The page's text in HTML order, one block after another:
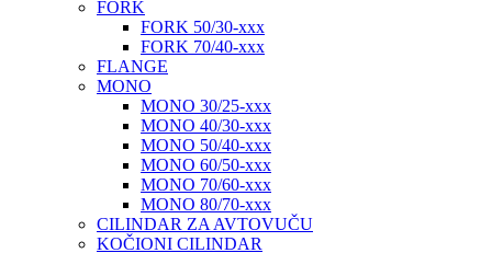
FORK
FORK 50/30-xxx
FORK 70/40-xxx
FLANGE
MONO
MONO 30/25-xxx
MONO 40/30-xxx
MONO 50/40-xxx
MONO 60/50-xxx
MONO 70/60-xxx
MONO 80/70-xxx
CILINDAR ZA AVTOVUČU
KOČIONI CILINDAR